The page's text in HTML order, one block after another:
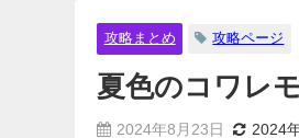
攻略まとめ 攻略ページ
夏色のコワレ
2024年8月23日 2024